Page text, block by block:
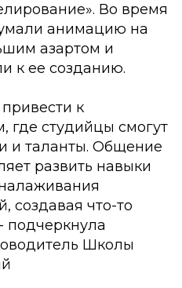
Во время
анимацию на
азартом и
к ее созданию.
к
где студийцы смогут
и таланты. Общение
развить навыки
создавая что-то
подчеркнула
Школы